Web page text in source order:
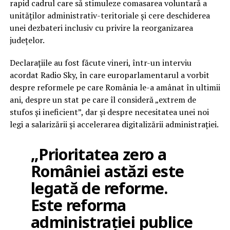
rapid cadrul care să stimuleze comasarea voluntară a
unităților administrativ-teritoriale și cere deschiderea
unei dezbateri inclusiv cu privire la reorganizarea
județelor.
Declarațiile au fost făcute vineri, într-un interviu
acordat Radio Sky, în care europarlamentarul a vorbit
despre reformele pe care România le-a amânat în ultimii
ani, despre un stat pe care îl consideră „extrem de
stufos și ineficient”, dar și despre necesitatea unei noi
legi a salarizării și accelerarea digitalizării administrației.
„Prioritatea zero a
României astăzi este
legată de reforme.
Este reforma
administrației publice